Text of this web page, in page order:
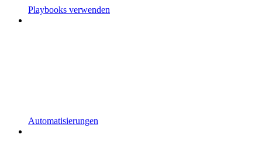
Playbooks verwenden
Automatisierungen